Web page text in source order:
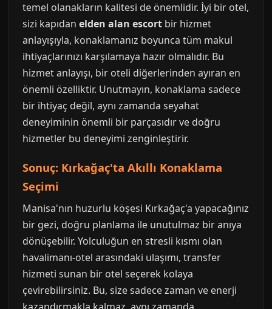
temel olanakların kalitesi de önemlidir. İyi bir otel,
sizi kapıdan elden alan escort bir hizmet
anlayışıyla, konaklamanız boyunca tüm makul
ihtiyaçlarınızı karşılamaya hazır olmalıdır. Bu
hizmet anlayışı, bir oteli diğerlerinden ayıran en
önemli özelliktir. Unutmayın, konaklama sadece
bir ihtiyaç değil, aynı zamanda seyahat
deneyiminin önemli bir parçasıdır ve doğru
hizmetler bu deneyimi zenginleştirir.
Sonuç: Kırkağaç'ta Akıllı Konaklama
Seçimi
Manisa'nın huzurlu köşesi Kırkağaç'a yapacağınız
bir gezi, doğru planlama ile unutulmaz bir anıya
dönüşebilir. Yolculuğun en stresli kısmı olan
havalimanı-otel arasındaki ulaşımı, transfer
hizmeti sunan bir otel seçerek kolaya
çevirebilirsiniz. Bu, size sadece zaman ve enerji